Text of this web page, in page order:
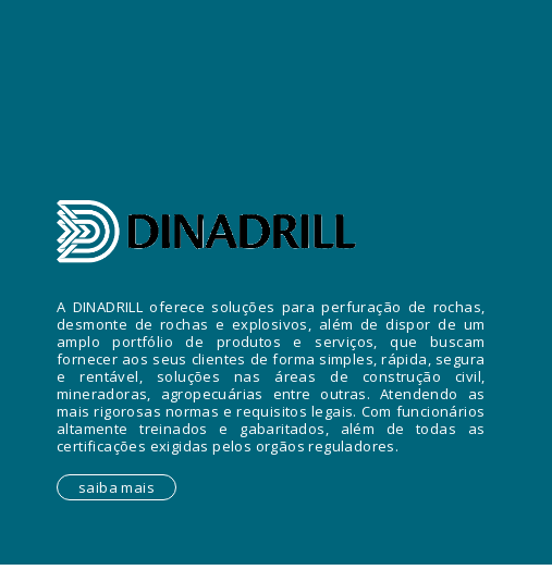
A DINADRILL oferece soluções para perfuração de rochas,
desmonte de rochas e explosivos, além de dispor de um
amplo portfólio de produtos e serviços, que buscam
fornecer aos seus clientes de forma simples, rápida, segura
e rentável, soluções nas áreas de construção civil,
mineradoras, agropecuárias entre outras. Atendendo as
mais rigorosas normas e requisitos legais. Com funcionários
altamente treinados e gabaritados, além de todas as
certificações exigidas pelos orgãos reguladores.
saiba mais